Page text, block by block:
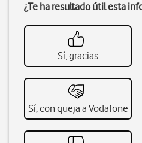
¿Te ha resultado útil esta
Sí, gracias
Sí, con queja a Vodafone